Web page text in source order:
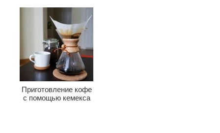
Приготовление кофе
с помощью кемекса